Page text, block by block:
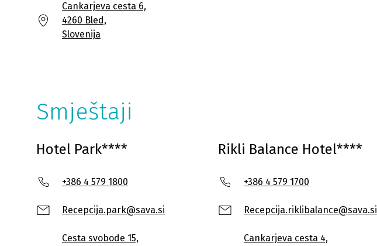
Cankarjeva cesta 6,
4260 Bled,
Slovenija
Smještaji
Hotel Park****
+386 4 579 1800
Recepcija.park@sava.si
Cesta svobode 15,
Rikli Balance Hotel****
+386 4 579 1700
Recepcija.riklibalance@sava.si
Cankarjeva cesta 4,